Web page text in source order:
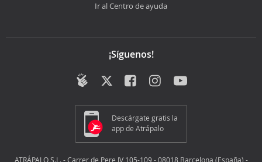
Ir al Centro de ayuda
¡Síguenos!
Descárgate gratis la
app de Atrápalo
ATRÁPALO S.L. - Carrer de Pere IV 105-109 - 08018 Barcelona (España) -